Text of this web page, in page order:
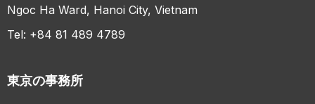
Ngoc Ha Ward, Hanoi City, Vietnam
Tel: +84 81 489 4789
東京の事務所